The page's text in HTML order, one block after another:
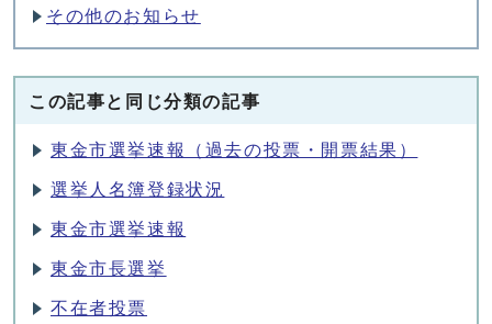
その他のお知らせ
この記事と同じ分類の記事
東金市選挙速報（過去の投票・開票結果）
選挙人名簿登録状況
東金市選挙速報
東金市長選挙
不在者投票